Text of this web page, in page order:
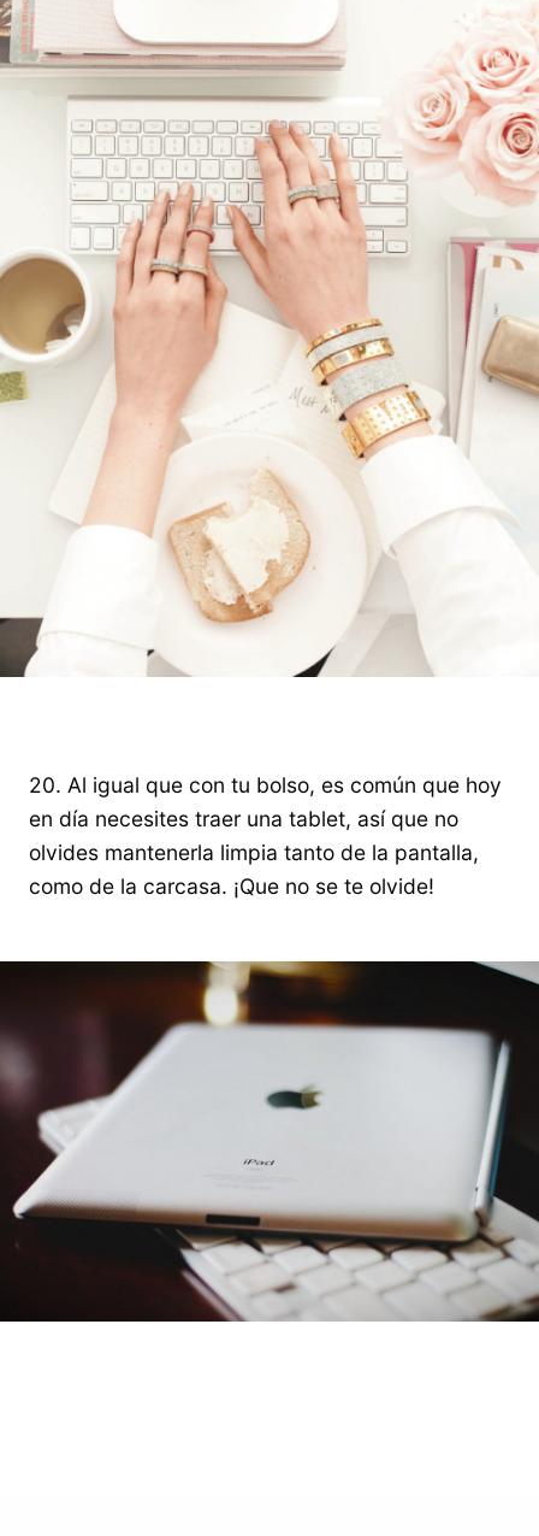
20. Al igual que con tu bolso, es común que hoy
en día necesites traer una tablet, así que no
olvides mantenerla limpia tanto de la pantalla,
como de la carcasa. ¡Que no se te olvide!